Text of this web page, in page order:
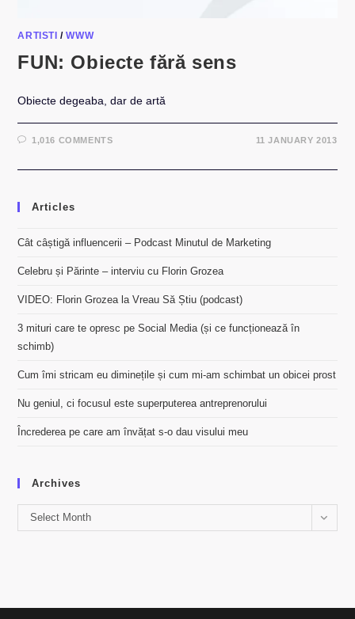
ARTISTI /WWW
FUN: Obiecte fără sens
Obiecte degeaba, dar de artă
1,016 COMMENTS 11 JANUARY 2013
Articles
Cât câștigă influencerii – Podcast Minutul de Marketing
Celebru și Părinte – interviu cu Florin Grozea
VIDEO: Florin Grozea la Vreau Să Știu (podcast)
3 mituri care te opresc pe Social Media (și ce funcționează în
schimb)
Cum îmi stricam eu diminețile și cum mi-am schimbat un obicei prost
Nu geniul, ci focusul este superputerea antreprenorului
Încrederea pe care am învățat s-o dau visului meu
Archives
Archives
Select Month